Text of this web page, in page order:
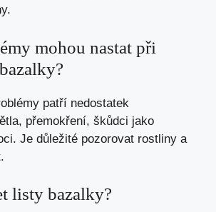
mohou nastat při
patří nedostatek
přemokření, škůdci jako
Je důležité pozorovat rostliny a
listy bazalky?